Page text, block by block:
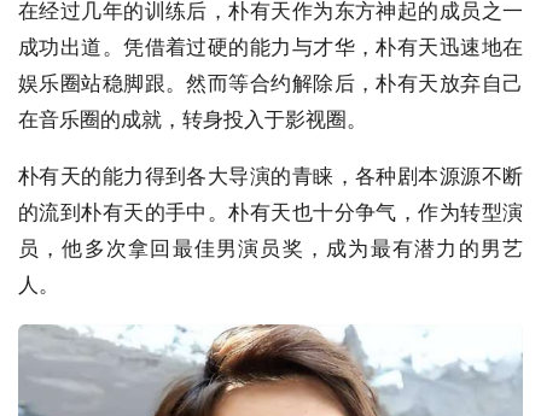
在经过几年的训练后，朴有天作为东方神起的成员之一
成功出道。凭借着过硬的能力与才华，朴有天迅速地在
娱乐圈站稳脚跟。然而等合约解除后，朴有天放弃自己
在音乐圈的成就，转身投入于影视圈。
朴有天的能力得到各大导演的青睐，各种剧本源源不断
的流到朴有天的手中。朴有天也十分争气，作为转型演
员，他多次拿回最佳男演员奖，成为最有潜力的男艺
人。